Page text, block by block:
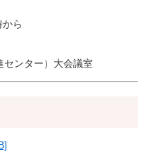
ら
センター）大会議室